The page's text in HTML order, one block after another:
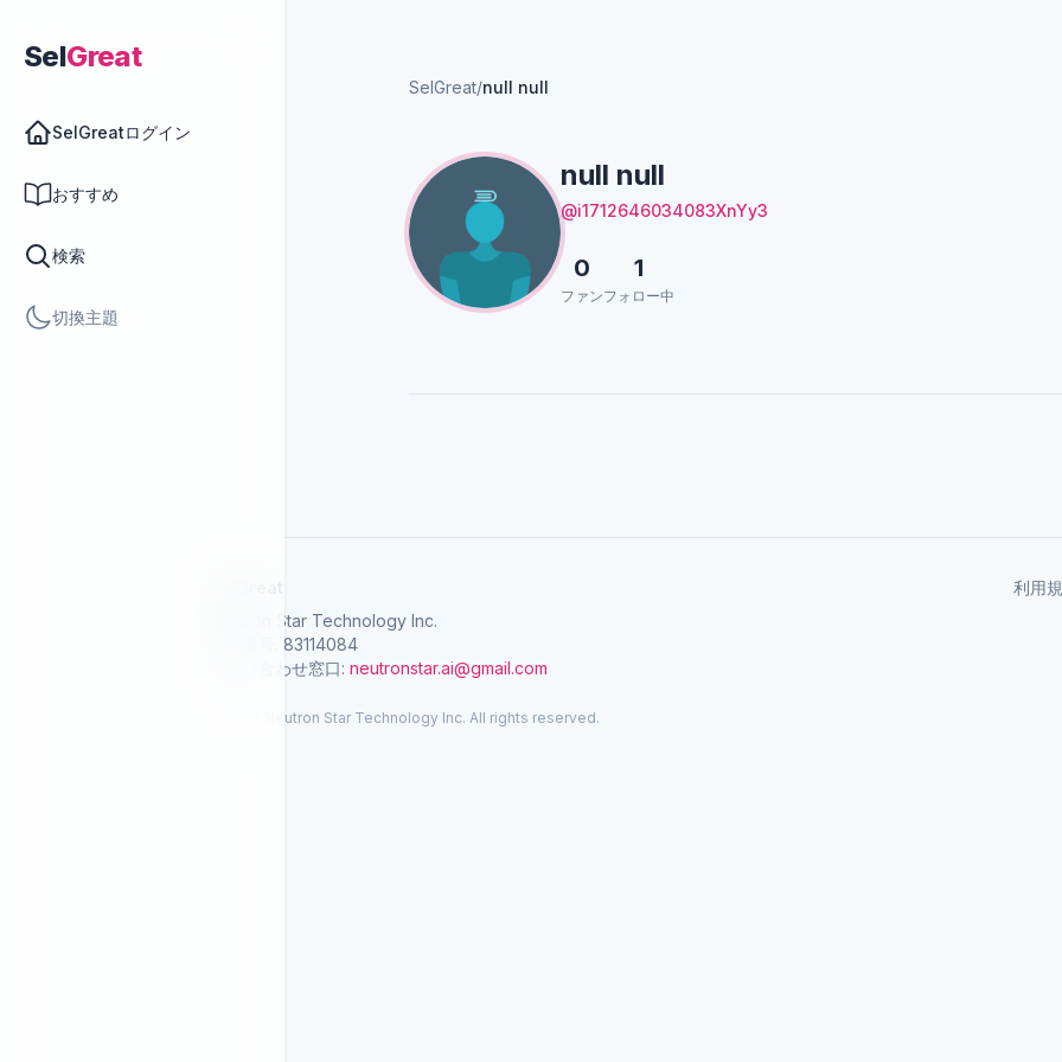
SelGreat
SelGreatログイン
おすすめ
検索
切換主題
SelGreat/null null
null null
@i1712646034083XnYy3
0
ファン
1
フォロー中
Neutron Star Technology Inc.
統一番号: 83114084
お問い合わせ窓口: neutronstar.ai@gmail.com
利用
© 2026 Neutron Star Technology Inc. All rights reserved.